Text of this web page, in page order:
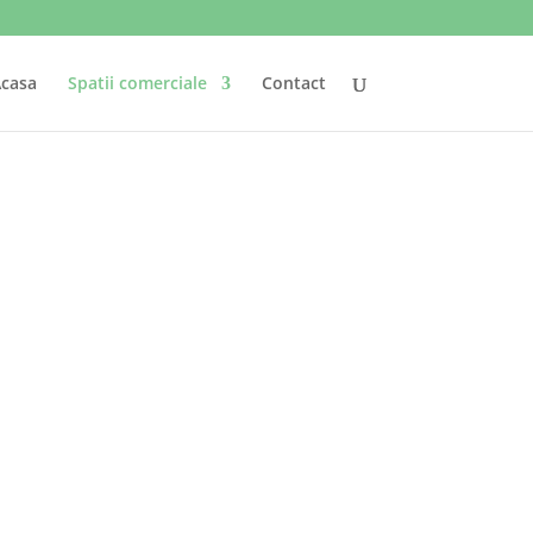
Spatii comerciale Contact